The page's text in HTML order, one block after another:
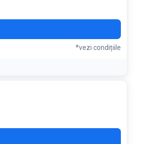
*vezi condițiile